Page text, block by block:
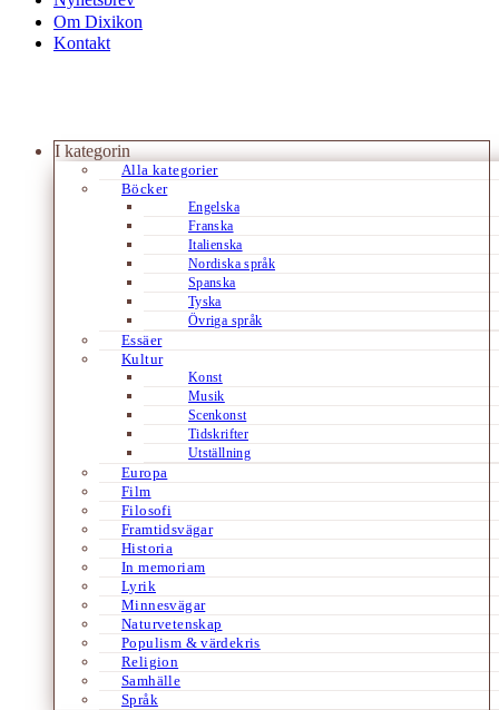
Om Dixikon
Kontakt
I kategorin
Alla kategorier
Böcker
Engelska
Franska
Italienska
Nordiska språk
Spanska
Tyska
Övriga språk
Essäer
Kultur
Konst
Musik
Scenkonst
Tidskrifter
Utställning
Europa
Film
Filosofi
Framtidsvägar
Historia
In memoriam
Lyrik
Minnesvägar
Naturvetenskap
Populism & värdekris
Religion
Samhälle
Språk